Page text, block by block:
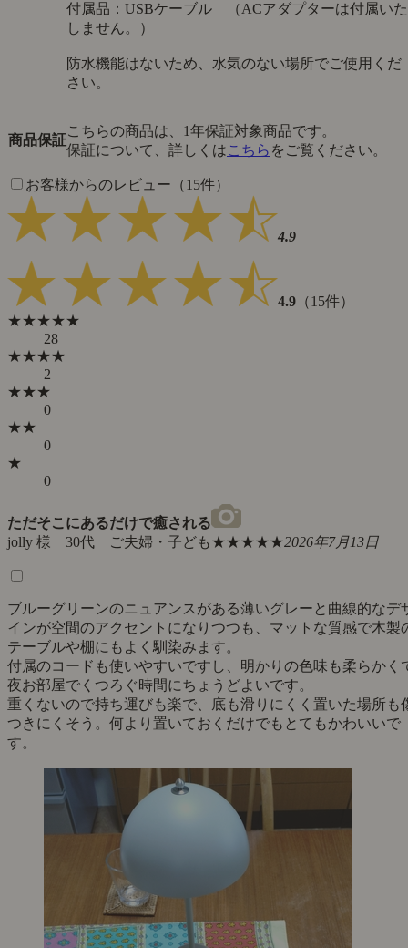
付属品：USBケーブル （ACアダプターは付属いた
しません。）
防水機能はないため、水気のない場所でご使用くだ
さい。
商品保証
こちらの商品は、1年保証対象商品です。
保証について、詳しくはこちら をご覧ください。
お客様からのレビュー（15件）
4.9
4.9 （15件）
★★★★★
28
★★★★
2
★★★
0
★★
0
★
0
ただそこにあるだけで癒される
jolly 様 30代 ご夫婦・子ども★★★★★2026年7月13日
ブルーグリーンのニュアンスがある薄いグレーと曲線的なデ
インが空間のアクセントになりつつも、マットな質感で木製
テーブルや棚にもよく馴染みます。
付属のコードも使いやすいですし、明かりの色味も柔らかく
夜お部屋でくつろぐ時間にちょうどよいです。
重くないので持ち運びも楽で、底も滑りにくく置いた場所も
つきにくそう。何より置いておくだけでもとてもかわいいで
す。